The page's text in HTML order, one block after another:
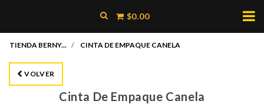
$0.00
TIENDA BERNY... CINTA DE EMPAQUE CANELA
VOLVER
Cinta De Empaque Canela